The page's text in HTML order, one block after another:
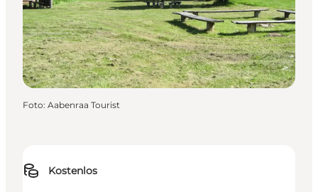
Kostenlos
Foto: Aabenraa Tourist